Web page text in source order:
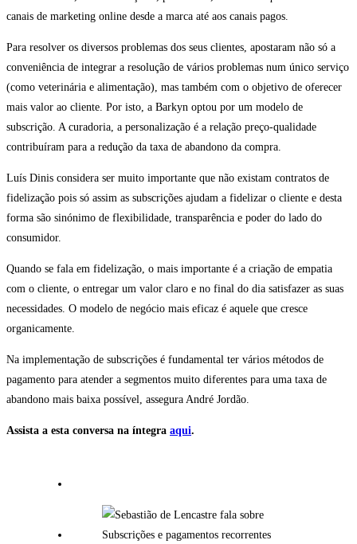
canais de marketing online desde a marca até aos canais pagos.
Para resolver os diversos problemas dos seus clientes, apostaram não só a
conveniência de integrar a resolução de vários problemas num único serviço
(como veterinária e alimentação), mas também com o objetivo de oferecer
mais valor ao cliente. Por isto, a Barkyn optou por um modelo de
subscrição. A curadoria, a personalização é a relação preço-qualidade
contribuíram para a redução da taxa de abandono da compra.
Luís Dinis considera ser muito importante que não existam contratos de
fidelização pois só assim as subscrições ajudam a fidelizar o cliente e desta
forma são sinónimo de flexibilidade, transparência e poder do lado do
consumidor.
Quando se fala em fidelização, o mais importante é a criação de empatia
com o cliente, o entregar um valor claro e no final do dia satisfazer as suas
necessidades. O modelo de negócio mais eficaz é aquele que cresce
organicamente.
Na implementação de subscrições é fundamental ter vários métodos de
pagamento para atender a segmentos muito diferentes para uma taxa de
abandono mais baixa possível, assegura André Jordão.
Assista a esta conversa na íntegra aqui.